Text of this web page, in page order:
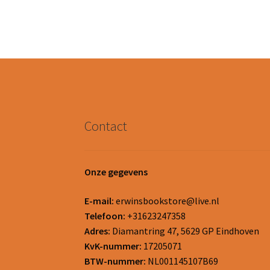
Contact
Onze gegevens
E-mail: erwinsbookstore@live.nl
Telefoon: +31623247358
Adres: Diamantring 47, 5629 GP Eindhoven
KvK-nummer: 17205071
BTW-nummer: NL001145107B69